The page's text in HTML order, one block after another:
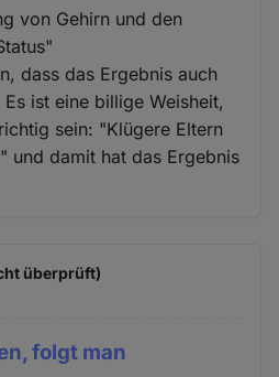
von Gehirn und den
dass das Ergebnis auch
ist eine billige Weisheit,
sein: "Klügere Eltern
und damit hat das Ergebnis
überprüft)
folgt man